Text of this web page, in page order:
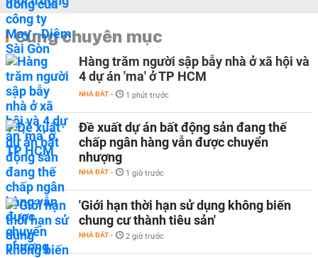
Cùng chuyên mục
Hàng trăm người sập bẫy nhà ở xã hội và
4 dự án 'ma' ở TP HCM
NHÀ ĐẤT - 1 phút trước
Đề xuất dự án bất động sản đang thế
chấp ngân hàng vẫn được chuyển
nhượng
NHÀ ĐẤT - 1 giờ trước
'Giới hạn thời hạn sử dụng không biến
chung cư thành tiêu sản'
NHÀ ĐẤT - 2 giờ trước